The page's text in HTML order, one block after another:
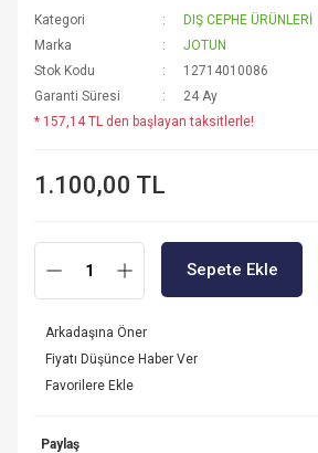
Kategori
DIŞ CEPHE ÜRÜNLERİ
Marka
JOTUN
Stok Kodu
12714010086
Garanti Süresi
24 Ay
* 157,14 TL den başlayan taksitlerle!
1.100,00 TL
Sepete Ekle
Arkadaşına Öner
Fiyatı Düşünce Haber Ver
Paylaş